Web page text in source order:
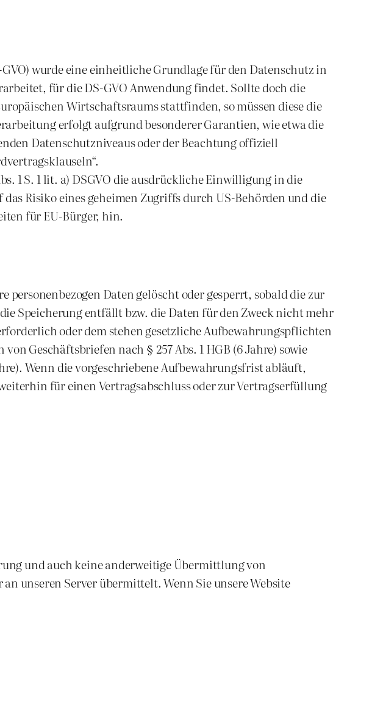
wurde eine einheitliche Grundlage für den Datenschutz in
für die DS-GVO Anwendung findet. Sollte doch die
Wirtschaftsraums stattfinden, so müssen diese die
erfolgt aufgrund besonderer Garantien, wie etwa die
Datenschutzniveaus oder der Beachtung offiziell
1 S. 1 lit. a) DSGVO die ausdrückliche Einwilligung in die
Risiko eines geheimen Zugriffs durch US-Behörden und die
für EU-Bürger, hin.
Daten gelöscht oder gesperrt, sobald die zur
Speicherung entfällt bzw. die Daten für den Zweck nicht mehr
oder dem stehen gesetzliche Aufbewahrungspflichten
Geschäftsbriefen nach § 257 Abs. 1 HGB (6 Jahre) sowie
Wenn die vorgeschriebene Aufbewahrungsfrist abläuft,
für einen Vertragsabschluss oder zur Vertragserfüllung
und auch keine anderweitige Übermittlung von
unseren Server übermittelt. Wenn Sie unsere Website